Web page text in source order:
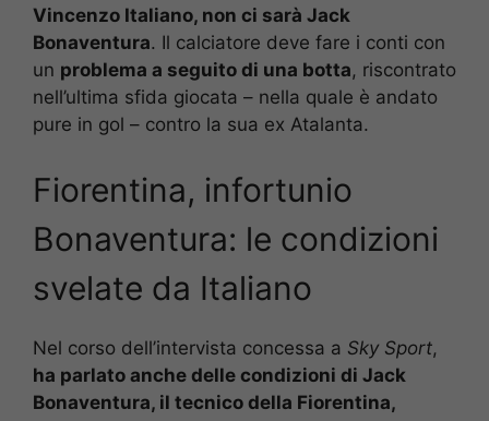
Vincenzo Italiano, non ci sarà Jack
Bonaventura. Il calciatore deve fare i conti con
un problema a seguito di una botta, riscontrato
nell’ultima sfida giocata – nella quale è andato
pure in gol – contro la sua ex Atalanta.
Fiorentina, infortunio
Bonaventura: le condizioni
svelate da Italiano
Nel corso dell’intervista concessa a Sky Sport,
ha parlato anche delle condizioni di Jack
Bonaventura, il tecnico della Fiorentina,